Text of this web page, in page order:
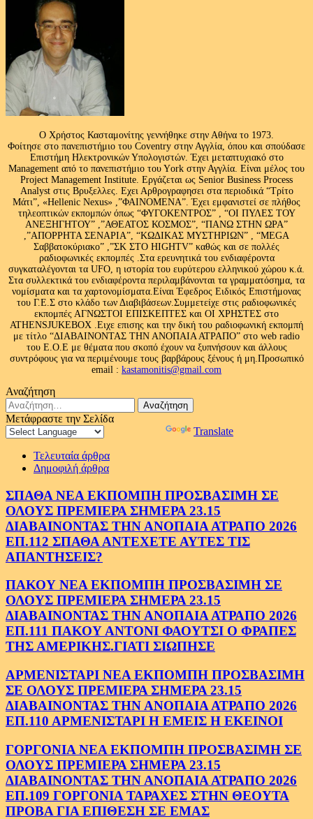
Ο Χρήστος Κασταμονίτης γεννήθηκε στην Αθήνα το 1973.
Φοίτησε στο πανεπιστήμιο του Coventry στην Αγγλία, όπου και σπούδασε
Επιστήμη Ηλεκτρονικών Υπολογιστών. Έχει μεταπτυχιακό στο
Management από το πανεπιστήμιο του Υork στην Αγγλία. Είναι μέλος του
Project Management Institute. Εργάζεται ως Senior Business Process
Analyst στις Βρυξελλες. Εχει Αρθρογραφησει στα περιοδικά “Τρίτο
Μάτι”, «Hellenic Nexus» ,”ΦΑΙΝΟΜΕΝΑ”. Έχει εμφανιστεί σε πλήθος
τηλεοπτικών εκπομπών όπως “ΦΥΓΟΚΕΝΤΡΟΣ” , “ΟΙ ΠΥΛΕΣ ΤΟΥ
ΑΝΕΞΗΓΗΤΟΥ” ,”ΑΘΕΑΤΟΣ ΚΟΣΜΟΣ”, “ΠΑΝΩ ΣΤΗΝ ΩΡΑ”
,”ΑΠΟΡΡΗΤΑ ΣΕΝΑΡΙΑ”, “ΚΩΔΙΚΑΣ ΜΥΣΤΗΡΙΩΝ” , “MEGA
Σαββατοκύριακο” ,”ΣΚ ΣΤΟ HIGHTV” καθώς και σε πολλές
ραδιοφωνικές εκπομπές .Στα ερευνητικά του ενδιαφέροντα
συγκαταλέγονται τα UFO, η ιστορία του ευρύτερου ελληνικού χώρου κ.ά.
Στα συλλεκτικά του ενδιαφέροντα περιλαμβάνονται τα γραμματόσημα, τα
νομίσματα και τα χαρτονομίσματα.Είναι Έφεδρος Ειδικός Επιστήμονας
του Γ.Ε.Σ στο κλάδο των Διαβιβάσεων.Συμμετείχε στις ραδιοφωνικές
εκπομπές ΑΓΝΩΣΤΟΙ ΕΠΙΣΚΕΠΤΕΣ και ΟΙ ΧΡΗΣΤΕΣ στο
ATHENSJUKEBOX .Ειχε επισης και την δική του ραδιοφωνική εκπομπή
με τίτλο “ΔΙΑΒΑΙΝΟΝΤΑΣ ΤΗΝ ΑΝΟΠΑΙΑ ΑΤΡΑΠΟ” στο web radio
του Ε.Ο.Ε με θέματα που σκοπό έχουν να ξυπνήσουν και άλλους
συντρόφους για να περιμένουμε τους βαρβάρους ξένους ή μη.Προσωπικό
email : kastamonitis@gmail.com
Αναζήτηση
Αναζήτηση
για:
Μετάφραστε την Σελίδα
Translate
Τελευταία άρθρα
Δημοφιλή άρθρα
ΣΠΑΘΑ ΝΕΑ ΕΚΠΟΜΠΗ ΠΡΟΣΒΑΣΙΜΗ ΣΕ
ΟΛΟΥΣ ΠΡΕΜΙΕΡΑ ΣΗΜΕΡΑ 23.15
ΔΙΑΒΑΙΝΟΝΤΑΣ ΤΗΝ ΑΝΟΠΑΙΑ ΑΤΡΑΠΟ 2026
ΕΠ.112 ΣΠΑΘΑ ΑΝΤΕΧΕΤΕ ΑΥΤΕΣ ΤΙΣ
ΑΠΑΝΤΗΣΕΙΣ?
ΠΑΚΟΥ ΝΕΑ ΕΚΠΟΜΠΗ ΠΡΟΣΒΑΣΙΜΗ ΣΕ
ΟΛΟΥΣ ΠΡΕΜΙΕΡΑ ΣΗΜΕΡΑ 23.15
ΔΙΑΒΑΙΝΟΝΤΑΣ ΤΗΝ ΑΝΟΠΑΙΑ ΑΤΡΑΠΟ 2026
ΕΠ.111 ΠΑΚΟΥ ΑΝΤΟΝΙ ΦΑΟΥΤΣΙ Ο ΦΡΑΠΕΣ
ΤΗΣ ΑΜΕΡΙΚΗΣ.ΓΙΑΤΙ ΣΙΩΠΗΣΕ
ΑΡΜΕΝΙΣΤΑΡΙ ΝΕΑ ΕΚΠΟΜΠΗ ΠΡΟΣΒΑΣΙΜΗ
ΣΕ ΟΛΟΥΣ ΠΡΕΜΙΕΡΑ ΣΗΜΕΡΑ 23.15
ΔΙΑΒΑΙΝΟΝΤΑΣ ΤΗΝ ΑΝΟΠΑΙΑ ΑΤΡΑΠΟ 2026
ΕΠ.110 ΑΡΜΕΝΙΣΤΑΡΙ Η ΕΜΕΙΣ Η ΕΚΕΙΝΟΙ
ΓΟΡΓΟΝΙΑ ΝΕΑ ΕΚΠΟΜΠΗ ΠΡΟΣΒΑΣΙΜΗ ΣΕ
ΟΛΟΥΣ ΠΡΕΜΙΕΡΑ ΣΗΜΕΡΑ 23.15
ΔΙΑΒΑΙΝΟΝΤΑΣ ΤΗΝ ΑΝΟΠΑΙΑ ΑΤΡΑΠΟ 2026
ΕΠ.109 ΓΟΡΓΟΝΙΑ ΤΑΡΑΧΕΣ ΣΤΗΝ ΘΕΟΥΤΑ
ΠΡΟΒΑ ΓΙΑ ΕΠΙΘΕΣΗ ΣΕ ΕΜΑΣ